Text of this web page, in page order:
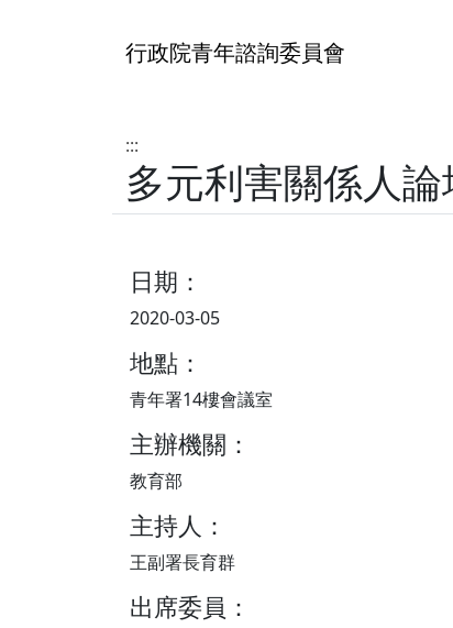
行政院青年諮詢委員會
:::
多元利害關係人
日期：
2020-03-05
地點：
青年署14樓會議室
主辦機關：
教育部
主持人：
王副署長育群
出席委員：